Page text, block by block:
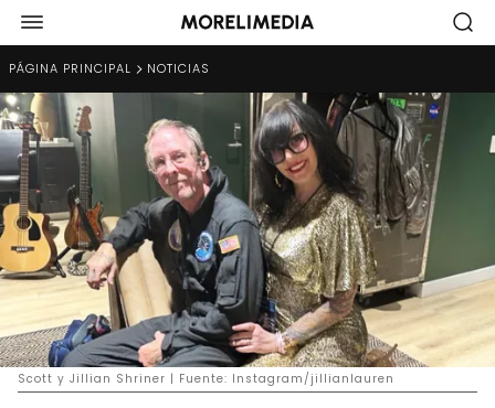
PÁGINA PRINCIPAL NOTICIAS
Scott y Jillian Shriner | Fuente: Instagram/jillianlauren